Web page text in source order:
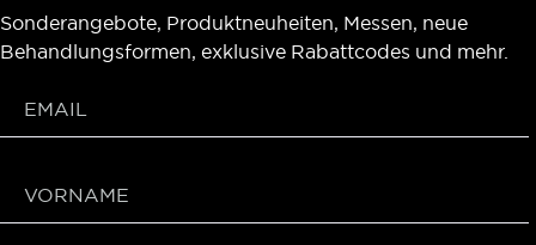
Sonderangebote, Produktneuheiten, Messen, neue
Behandlungsformen, exklusive Rabattcodes und mehr.